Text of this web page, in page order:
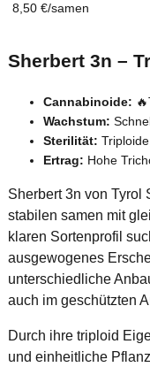
8,50 €/samen
Sherbert 3n –
Cannabinoide:
Wachstum:
Sterilität:
Ertrag: Hohe
Sherbert 3n von Tyrol
stabilen samen mit
klaren Sortenprofil
ausgewogenes
unterschiedliche
auch im geschützten
Durch ihre triploid
und einheitliche